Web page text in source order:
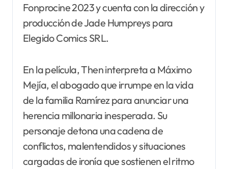
Fonprocine 2023 y cuenta con la dirección y
producción de Jade Humpreys para
Elegido Comics SRL.
En la película, Then interpreta a Máximo
Mejía, el abogado que irrumpe en la vida
de la familia Ramírez para anunciar una
herencia millonaria inesperada. Su
personaje detona una cadena de
conflictos, malentendidos y situaciones
cargadas de ironía que sostienen el ritmo